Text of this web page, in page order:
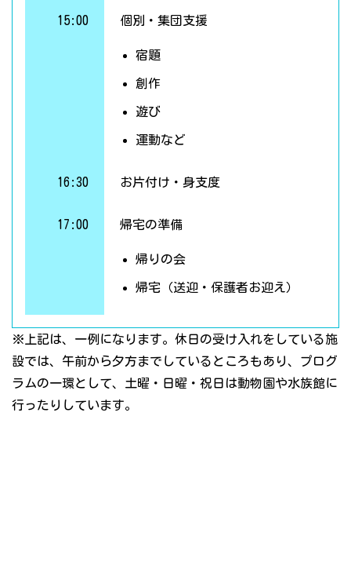
15:00 個別・集団支援
宿題
創作
遊び
運動など
16:30 お片付け・身支度
17:00 帰宅の準備
帰りの会
帰宅（送迎・保護者お迎え）
※上記は、一例になります。休日の受け入れをしている施
設では、午前から夕方までしているところもあり、プログ
ラムの一環として、土曜・日曜・祝日は動物園や水族館に
行ったりしています。